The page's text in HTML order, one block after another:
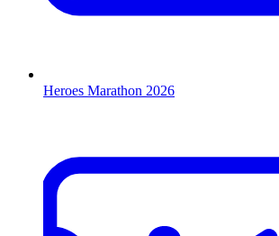
Heroes Marathon 2026